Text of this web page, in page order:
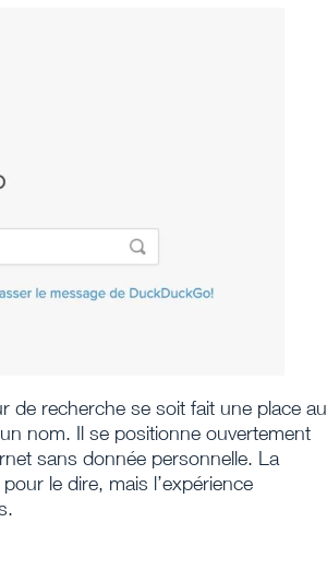
de recherche se soit fait une place au
nom. Il se positionne ouvertement
sans donnée personnelle. La
le dire, mais l’expérience